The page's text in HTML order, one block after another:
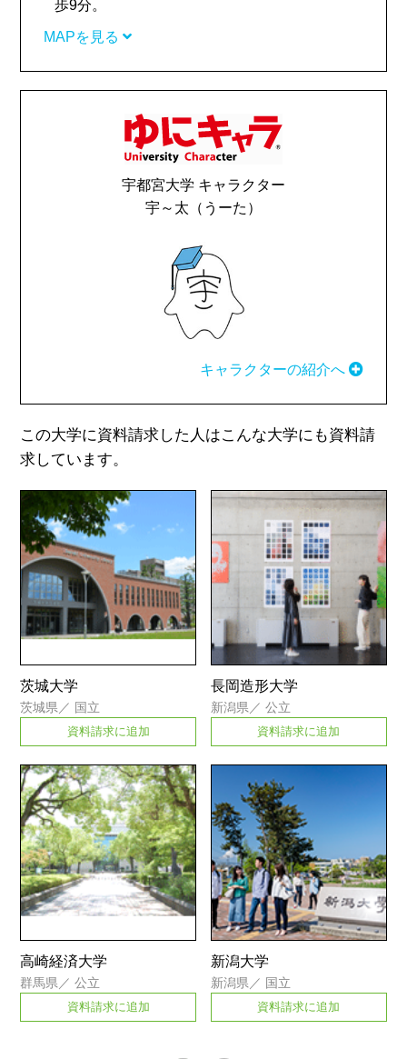
歩9分。
MAPを見る
宇都宮大学 キャラクター
宇～太（うーた）
キャラクターの紹介へ
この大学に資料請求した人はこんな大学にも資料請
求しています。
茨城大学
茨城県／ 国立
資料請求に追加
長岡造形大学
新潟県／公立
資料請求に追加
高崎経済大学
群馬県 ／公立
資料請求に追加
新潟大学
新潟県 ／ 国立
資料請求に追加